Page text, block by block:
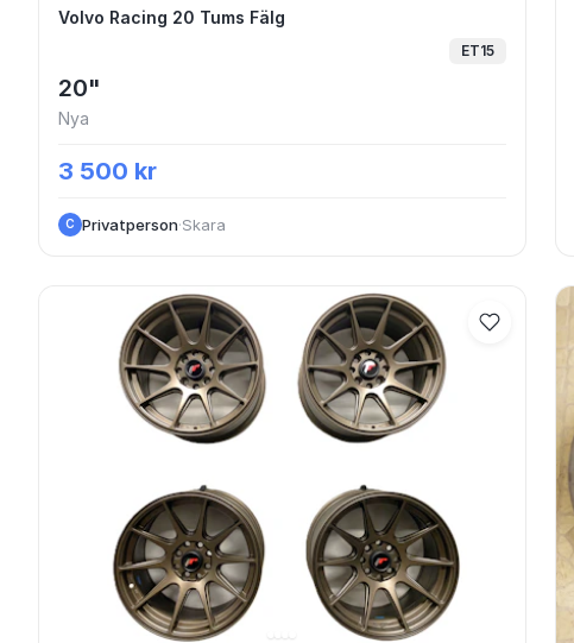
Volvo Racing 20 Tums Fälg
Volvo Racing 20 Tums Fälg
ET15
20"
Nya
3 500 kr
C Privatperson·Skara